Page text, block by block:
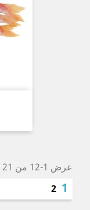
عرض 1-12 من 21 منتجات
1
2